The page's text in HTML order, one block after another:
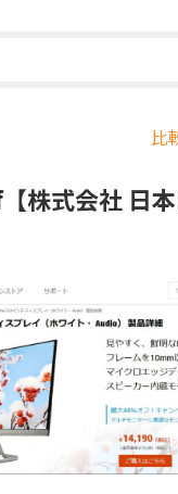
比
株式会社 日本